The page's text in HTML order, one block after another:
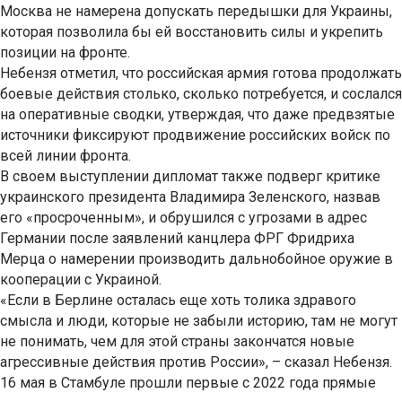
Москва не намерена допускать передышки для Украины,
которая позволила бы ей восстановить силы и укрепить
позиции на фронте.
Небензя отметил, что российская армия готова продолжать
боевые действия столько, сколько потребуется, и сослался
на оперативные сводки, утверждая, что даже предвзятые
источники фиксируют продвижение российских войск по
всей линии фронта.
В своем выступлении дипломат также подверг критике
украинского президента Владимира Зеленского, назвав
его «просроченным», и обрушился с угрозами в адрес
Германии после заявлений канцлера ФРГ Фридриха
Мерца о намерении производить дальнобойное оружие в
кооперации с Украиной.
«Если в Берлине осталась еще хоть толика здравого
смысла и люди, которые не забыли историю, там не могут
не понимать, чем для этой страны закончатся новые
агрессивные действия против России», – сказал Небензя.
16 мая в Стамбуле прошли первые с 2022 года прямые